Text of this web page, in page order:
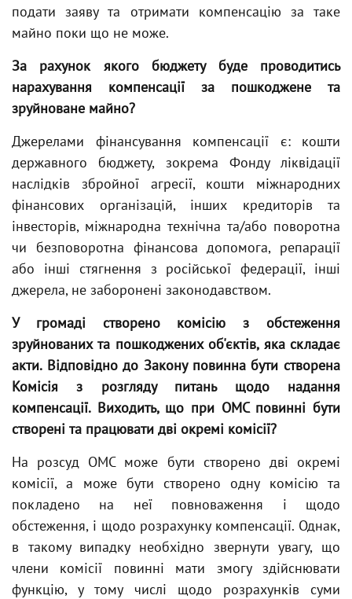
подати заяву та отримати компенсацію за таке
майно поки що не може.
За рахунок якого бюджету буде проводитись
нарахування компенсації за пошкоджене та
зруйноване майно?
Джерелами фінансування компенсації є: кошти
державного бюджету, зокрема Фонду ліквідації
наслідків збройної агресії, кошти міжнародних
фінансових організацій, інших кредиторів та
інвесторів, міжнародна технічна та/або поворотна
чи безповоротна фінансова допомога, репарації
або інші стягнення з російської федерації, інші
джерела, не заборонені законодавством.
У громаді створено комісію з обстеження
зруйнованих та пошкоджених об'єктів, яка складає
акти. Відповідно до Закону повинна бути створена
Комісія з розгляду питань щодо надання
компенсації. Виходить, що при ОМС повинні бути
створені та працювати дві окремі комісії?
На розсуд ОМС може бути створено дві окремі
комісії, а може бути створено одну комісію та
покладено на неї повноваження і щодо
обстеження, і щодо розрахунку компенсації. Однак,
в такому випадку необхідно звернути увагу, що
члени комісії повинні мати змогу здійснювати
функцію, у тому числі щодо розрахунків суми